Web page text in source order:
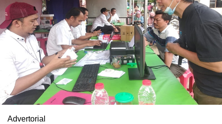
Advertorial